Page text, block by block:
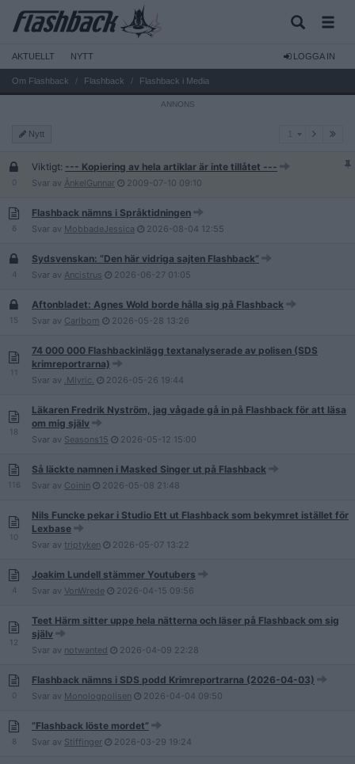
AKTUELLT NYTT LOGGA IN
Om Flashback Flashback Flashback i Media
Nytt
0
Viktigt: --- Kopiering av hela artiklar är inte tillåtet ---
Svar av ÅnkelGunnar 2009-07-10 09:10
6
Flashback nämns i Språktidningen
Svar av MobbadeJessica 2026-08-04 12:55
4
Sydsvenskan: ”Den här vidriga sajten Flashback”
Svar av Ancistrus 2026-06-27 01:05
15
Aftonbladet: Agnes Wold borde hålla sig på Flashback
Svar av Carlbom 2026-05-28 13:26
11
74 000 000 Flashbackinlägg textanalyserade av polisen (SDS
krimreportrarna)
Svar av .Mlyric. 2026-05-26 19:44
18
Läkaren Fredrik Nyström, jag vågade gå in på Flashback för att läsa
om mig själv
Svar av Seasons15 2026-05-12 15:00
116
Så läckte namnen i Masked Singer ut på Flashback
Svar av Coinin 2026-05-08 21:48
10
Nils Funcke pekar i Studio Ett ut Flashback som bekymret istället för
Lexbase
Svar av triptyken 2026-05-07 13:22
4
Joakim Lundell stämmer Youtubers
Svar av VonWrede 2026-04-15 09:56
12
Teet Härm sitter uppe hela nätterna och läser på Flashback om sig
själv
Svar av notwanted 2026-04-09 22:28
0
Flashback nämns i SDS podd Krimreportrarna (2026-04-03)
Svar av Monologpolisen 2026-04-04 09:50
8
”Flashback löste mordet”
Svar av Stiffinger 2026-03-29 19:24